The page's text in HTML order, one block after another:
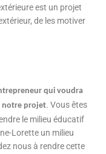
est un projet
de les motiver
qui voudra
notre projet. Vous êtes
le milieu éducatif
Lorette un milieu
nous à rendre cette